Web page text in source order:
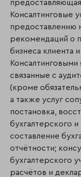
Консалтинговые
предоставлению
рекомендаций о
бизнеса клиента
Консалтинговыми
связанные с
(кроме
а также услуг
постановка,
бухгалтерского и
составление
отчётности;
бухгалтерского
расчётов и